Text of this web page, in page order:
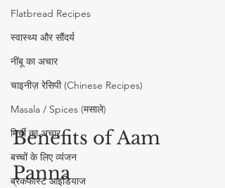
Flatbread Recipes
स्वास्थ्य और सौंदर्य
नींबू का अचार
चाइनीज़ रेसिपी (Chinese Recipes)
Masala / Spices (मसाले)
मिर्ची का अचार
बच्चों के लिए व्यंजन
ब्रेकफास्ट आइडियाज
Benefits of Aam
Panna